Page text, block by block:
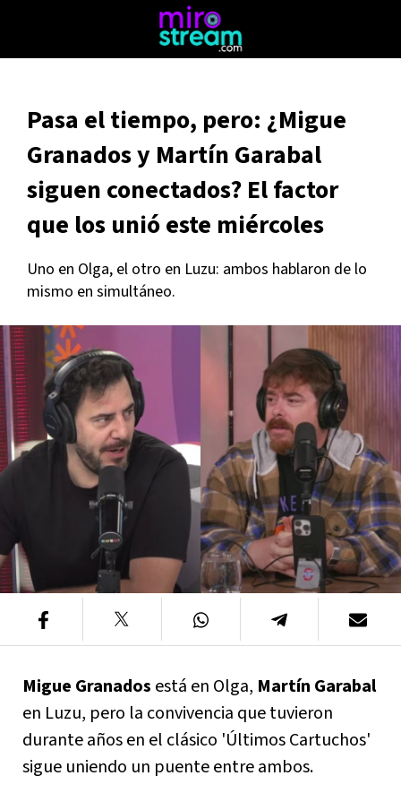
Pasa el tiempo, pero: ¿Migue
Granados y Martín Garabal
siguen conectados? El factor
que los unió este miércoles
Uno en Olga, el otro en Luzu: ambos hablaron de lo
mismo en simultáneo.
Migue Granados está en Olga, Martín Garabal
en Luzu, pero la convivencia que tuvieron
durante años en el clásico 'Últimos Cartuchos'
sigue uniendo un puente entre ambos.